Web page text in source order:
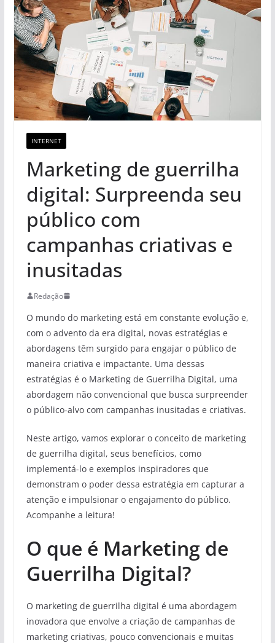
INTERNET
Marketing de guerrilha
digital: Surpreenda seu
público com
campanhas criativas e
inusitadas
Redação
O mundo do marketing está em constante evolução e,
com o advento da era digital, novas estratégias e
abordagens têm surgido para engajar o público de
maneira criativa e impactante. Uma dessas
estratégias é o Marketing de Guerrilha Digital, uma
abordagem não convencional que busca surpreender
o público-alvo com campanhas inusitadas e criativas.
Neste artigo, vamos explorar o conceito de marketing
de guerrilha digital, seus benefícios, como
implementá-lo e exemplos inspiradores que
demonstram o poder dessa estratégia em capturar a
atenção e impulsionar o engajamento do público.
Acompanhe a leitura!
O que é Marketing de
Guerrilha Digital?
O marketing de guerrilha digital é uma abordagem
inovadora que envolve a criação de campanhas de
marketing criativas, pouco convencionais e muitas